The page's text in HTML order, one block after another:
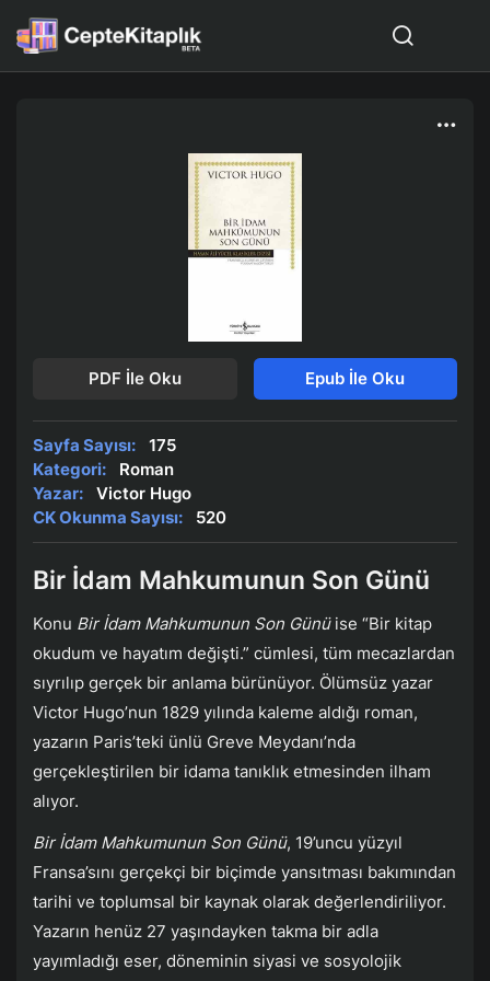
PDF İle Oku Epub İle Oku
Sayfa Sayısı:
175
Kategori:
Roman
Yazar:
Victor Hugo
CK Okunma Sayısı:
520
Bir İdam Mahkumunun Son Günü
Konu Bir İdam Mahkumunun Son Günüise “Bir kitap
okudum ve hayatım değişti.” cümlesi, tüm mecazlardan
sıyrılıp gerçek bir anlama bürünüyor. Ölümsüz yazar
Victor Hugo’nun 1829 yılında kaleme aldığı roman,
yazarın Paris’teki ünlü Greve Meydanı’nda
gerçekleştirilen bir idama tanıklık etmesinden ilham
alıyor.
Bir İdam Mahkumunun Son Günü, 19’uncu yüzyıl
Fransa’sını gerçekçi bir biçimde yansıtması bakımından
tarihi ve toplumsal bir kaynak olarak değerlendiriliyor.
Yazarın henüz 27 yaşındayken takma bir adla
yayımladığı eser, döneminin siyasi ve sosyolojik